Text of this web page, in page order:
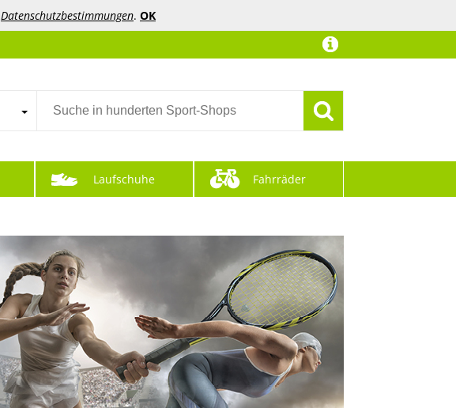
Datenschutzbestimmungen. OK
Laufschuhe Fahrräder